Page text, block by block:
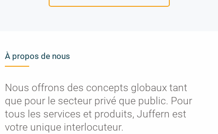
À propos de nous
Nous offrons des concepts globaux tant
que pour le secteur privé que public. Pour
tous les services et produits, Juffern est
votre unique interlocuteur.